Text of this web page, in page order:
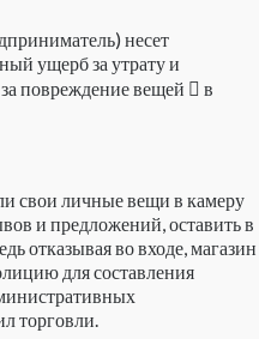
несет
ущерб за утрату и
повреждение вещей  в
свои личные вещи в камеру
и предложений, оставить в
отказывая во входе, магазин
для составления
торговли.